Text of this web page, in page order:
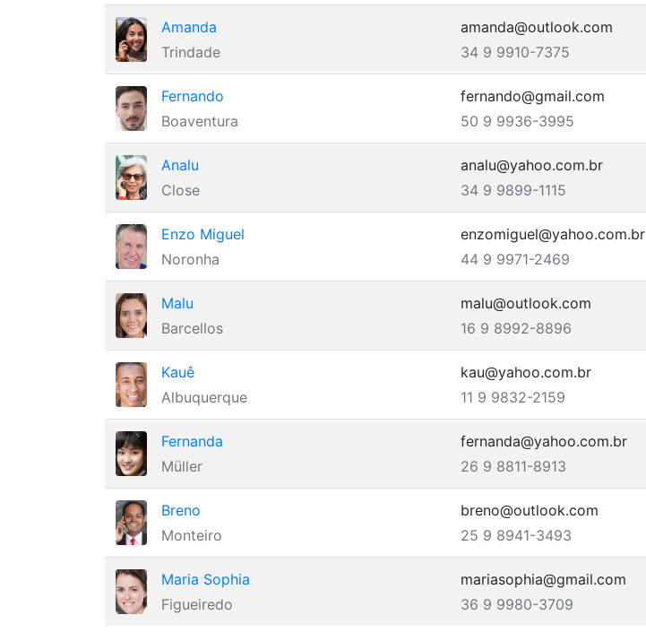
Amanda
Trindade
amanda@outlook.com
34 9 9910-7375
Fernando
Boaventura
fernando@gmail.com
50 9 9936-3995
Analu
Close
analu@yahoo.com.br
34 9 9899-1115
Enzo Miguel
Noronha
enzomiguel@yahoo.com.br
44 9 9971-2469
Malu
Barcellos
malu@outlook.com
16 9 8992-8896
Kauê
Albuquerque
kau@yahoo.com.br
11 9 9832-2159
Fernanda
Müller
fernanda@yahoo.com.br
26 9 8811-8913
Breno
Monteiro
breno@outlook.com
25 9 8941-3493
Maria Sophia
Figueiredo
mariasophia@gmail.com
36 9 9980-3709